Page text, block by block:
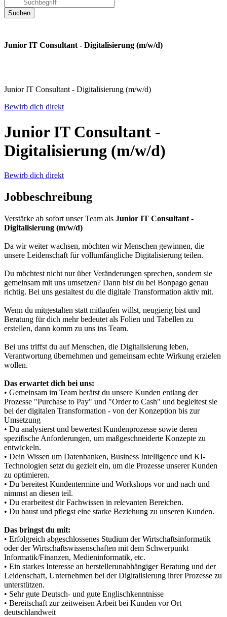
Junior IT Consultant - Digitalisierung (m/w/d)
Junior IT Consultant - Digitalisierung (m/w/d)
Bewirb dich direkt
Junior IT Consultant -
Digitalisierung (m/w/d)
Bewirb dich direkt
Jobbeschreibung
Verstärke ab sofort unser Team als Junior IT Consultant -
Digitalisierung (m/w/d)
Da wir weiter wachsen, möchten wir Menschen gewinnen, die
unsere Leidenschaft für vollumfängliche Digitalisierung teilen.
Du möchtest nicht nur über Veränderungen sprechen, sondern sie
gemeinsam mit uns umsetzen? Dann bist du bei Bonpago genau
richtig. Bei uns gestaltest du die digitale Transformation aktiv mit.
Wenn du mitgestalten statt mitlaufen willst, neugierig bist und
Beratung für dich mehr bedeutet als Folien und Tabellen zu
erstellen, dann komm zu uns ins Team.
Bei uns triffst du auf Menschen, die Digitalisierung leben,
Verantwortung übernehmen und gemeinsam echte Wirkung erzielen
wollen.
Das erwartet dich bei uns:
• Gemeinsam im Team berätst du unsere Kunden entlang der
Prozesse "Purchase to Pay" und "Order to Cash" und begleitest sie
bei der digitalen Transformation - von der Konzeption bis zur
Umsetzung
• Du analysierst und bewertest Kundenprozesse sowie deren
spezifische Anforderungen, um maßgeschneiderte Konzepte zu
entwickeln.
• Dein Wissen um Datenbanken, Business Intelligence und KI-
Technologien setzt du gezielt ein, um die Prozesse unserer Kunden
zu optimieren.
• Du bereitest Kundentermine und Workshops vor und nach und
nimmst an diesen teil.
• Du erarbeitest dir Fachwissen in relevanten Bereichen.
• Du baust und pflegst eine starke Beziehung zu unseren Kunden.
Das bringst du mit:
• Erfolgreich abgeschlossenes Studium der Wirtschaftsinformatik
oder der Wirtschaftswissenschaften mit dem Schwerpunkt
Informatik/Finanzen, Medieninformatik, etc.
• Ein starkes Interesse an herstellerunabhängiger Beratung und der
Leidenschaft, Unternehmen bei der Digitalisierung ihrer Prozesse zu
unterstützen.
• Sehr gute Deutsch- und gute Englischkenntnisse
• Bereitschaft zur zeitweisen Arbeit bei Kunden vor Ort
deutschlandweit